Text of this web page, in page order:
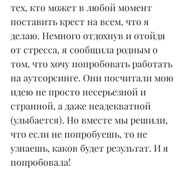
тех, кто может в любой момент
поставить крест на всем, что я
делаю. Немного отдохнув и отойдя
от стресса, я сообщила родным о
том, что хочу попробовать работать
на аутсорсинге. Они посчитали мою
идею не просто несерьезной и
странной, а даже неадекватной
(улыбается). Но вместе мы решили,
что если не попробуешь, то не
узнаешь, каков будет результат. И я
попробовала!